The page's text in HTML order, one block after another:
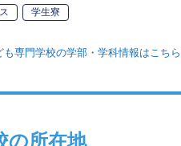
学生寮
も専門学校の学部・学科情報はこちら
の所在地